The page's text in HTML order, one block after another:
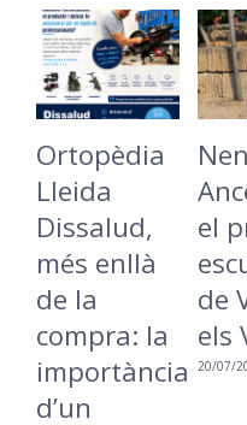
Ortopèdia
Lleida
Dissalud,
més enllà
de la
compra: la
importància
d’un
el
de
els
20/07/